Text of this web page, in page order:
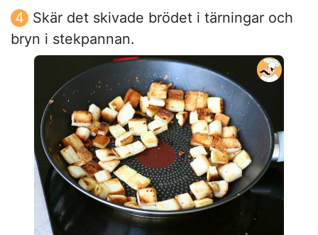
Skär det skivade brödet i tärningar och
bryn i stekpannan.